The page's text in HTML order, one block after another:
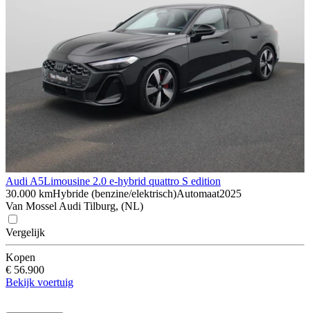
Audi A5Limousine 2.0 e-hybrid quattro S edition
30.000 kmHybride (benzine/elektrisch)Automaat2025
Van Mossel Audi Tilburg, (NL)
Vergelijk
Kopen
€ 56.900
Bekijk voertuig